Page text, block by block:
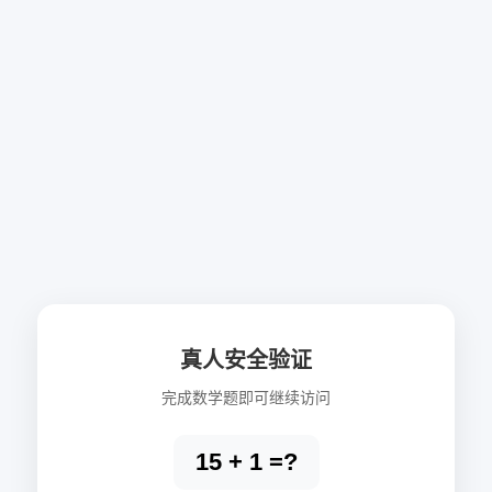
真人安全验证
完成数学题即可继续访问
15 + 1 =?